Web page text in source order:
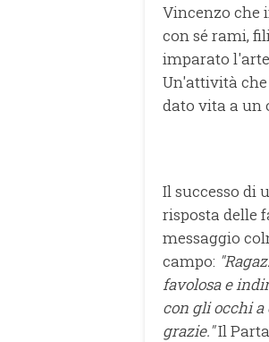
Vincenzo che
con sé rami,
imparato
Un'attività
dato vita a un
Il successo di
risposta delle
messaggio
campo:
favolosa e
con gli occhi a
grazie."Il